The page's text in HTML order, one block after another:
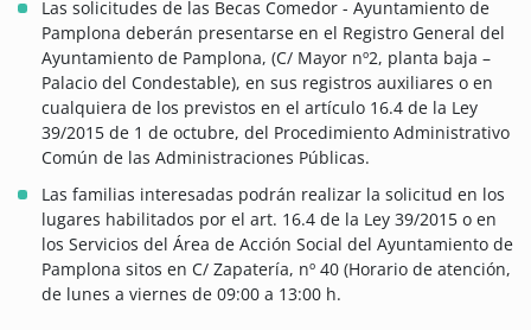
Las solicitudes de las Becas Comedor - Ayuntamiento de
Pamplona deberán presentarse en el Registro General del
Ayuntamiento de Pamplona, (C/ Mayor nº2, planta baja –
Palacio del Condestable), en sus registros auxiliares o en
cualquiera de los previstos en el artículo 16.4 de la Ley
39/2015 de 1 de octubre, del Procedimiento Administrativo
Común de las Administraciones Públicas.
Las familias interesadas podrán realizar la solicitud en los
lugares habilitados por el art. 16.4 de la Ley 39/2015 o en
los Servicios del Área de Acción Social del Ayuntamiento de
Pamplona sitos en C/ Zapatería, nº 40 (Horario de atención,
de lunes a viernes de 09:00 a 13:00 h.